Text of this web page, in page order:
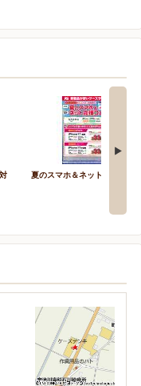
夏のスマホ＆ネット応援フェア